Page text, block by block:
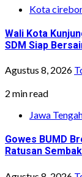
Kota
Wali Kota
SDM Siap
Agustus 8, 2026
2 min read
Jawa
Gowes BUMD
Ratusan